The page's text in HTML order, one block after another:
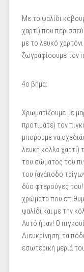
Με το ψαλίδι
χαρτί) που
με το λευκό
ζωγραφίσουμε τον
4ο βήμα:
Χρωματίζουμε με
προτιμάτε) τον
μπορούμε να
λευκή κόλλα χαρτί)
του σώματος του
του (ανάποδο
δύο φτερούγες
χρώματα που
ψαλίδι και με την
Αυτό ήταν! Ο
Διευκρίνηση: τα
εσωτερική μεριά